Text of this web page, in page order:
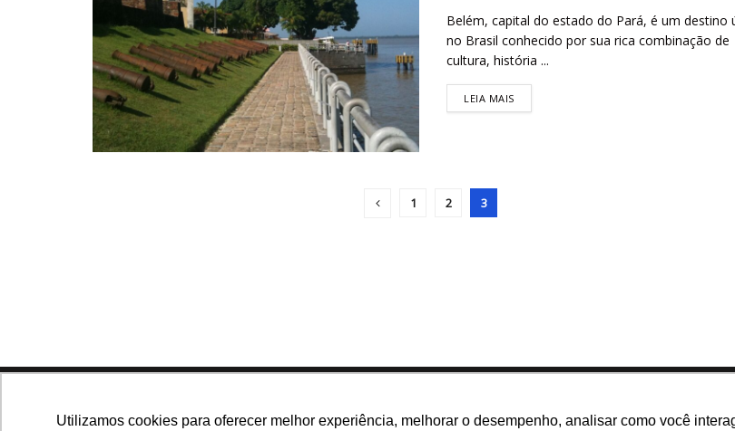
Utilizamos cookies para oferecer melhor experiência, melhorar o desempenho, analisar como você
Belém, capital do estado do Pará, é um destino
no Brasil conhecido por sua rica combinação de
cultura, história ...
LEIA MAIS
1 2 3